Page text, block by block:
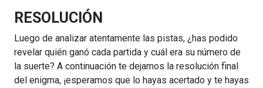
RESOLUCIÓN
Luego de analizar atentamente las pistas, ¿has podido
revelar quién ganó cada partida y cuál era su número de
la suerte? A continuación te dejamos la resolución final
del enigma, ¡esperamos que lo hayas acertado y te hayas